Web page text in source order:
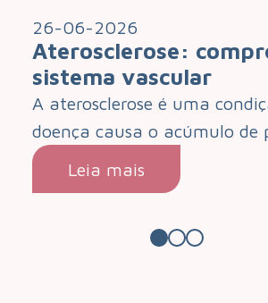
26-06-2026
Aterosclerose:
sistema vascular
A aterosclerose é uma
doença causa o acúmulo de
Leia mais